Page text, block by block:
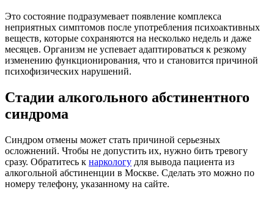
Это состояние подразумевает появление комплекса
неприятных симптомов после употребления психоактивных
веществ, которые сохраняются на несколько недель и даже
месяцев. Организм не успевает адаптироваться к резкому
изменению функционирования, что и становится причиной
психофизических нарушений.
Стадии алкогольного абстинентного
синдрома
Синдром отмены может стать причиной серьезных
осложнений. Чтобы не допустить их, нужно бить тревогу
сразу. Обратитесь к наркологу для вывода пациента из
алкогольной абстиненции в Москве. Сделать это можно по
номеру телефону, указанному на сайте.